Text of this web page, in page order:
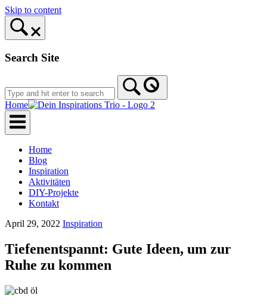
Skip to content
Search Site
Home
Home
Blog
Inspiration
Aktivitäten
DIY-Projekte
Kontakt
April 29, 2022 Inspiration
Tiefenentspannt: Gute Ideen, um zur
Ruhe zu kommen